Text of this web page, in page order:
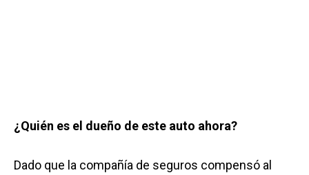
¿Quién es el dueño de este auto ahora?
Dado que la compañía de seguros compensó al